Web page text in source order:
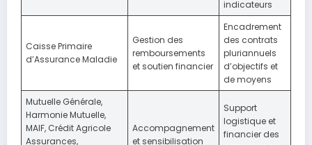
indicateurs
Caisse Primaire
d’Assurance Maladie
Gestion des
remboursements
et soutien financier
Encadrement
des contrats
pluriannuels
d’objectifs et
de moyens
Mutuelle Générale,
Harmonie Mutuelle,
MAIF, Crédit Agricole
Assurances,
Accompagnement
et sensibilisation
Support
logistique et
financier des